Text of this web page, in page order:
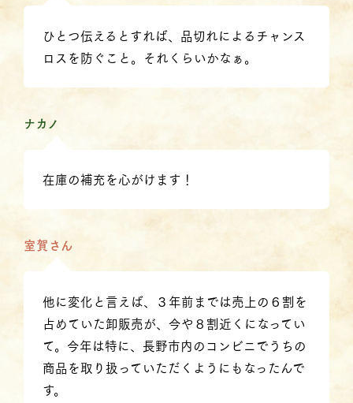
ひとつ伝えるとすれば、品切れによるチャンス
ロスを防ぐこと。それくらいかなぁ。
ナカノ
在庫の補充を心がけます！
室賀さん
他に変化と言えば、３年前までは売上の６割を
占めていた卸販売が、今や８割近くになってい
て。今年は特に、長野市内のコンビニでうちの
商品を取り扱っていただくようにもなったんで
す。